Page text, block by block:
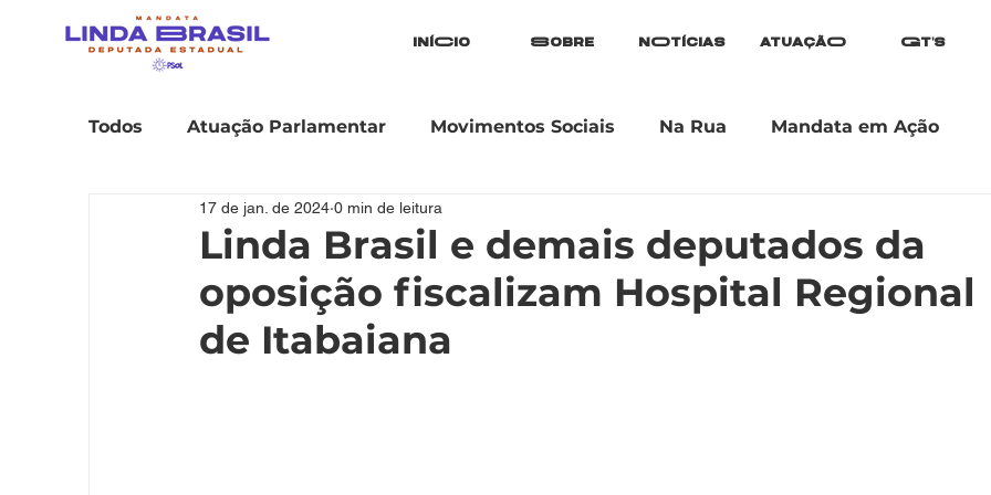
iníCio Sobre nOtícias atuaçãO Gt's
Todos Atuação Parlamentar Movimentos Sociais Na Rua Mandata em Ação
Linda Brasil e demais deputados da
oposição fiscalizam Hospital Regional
de Itabaiana
17 de jan. de 2024 0 min de leitura